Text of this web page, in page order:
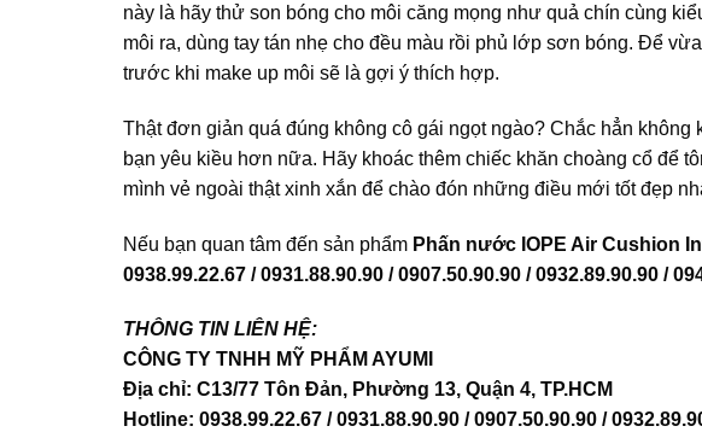
này là hãy thử son bóng cho môi căng mọng như quả chín cùng
môi ra, dùng tay tán nhẹ cho đều màu rồi phủ lớp sơn bóng. Để
trước khi make up môi sẽ là gợi ý thích hợp.
Thật đơn giản quá đúng không cô gái ngọt ngào? Chắc hẳn
bạn yêu kiều hơn nữa. Hãy khoác thêm chiếc khăn choàng cổ để
mình vẻ ngoài thật xinh xắn để chào đón những điều mới tốt đẹp
Nếu bạn quan tâm đến sản phẩm Phấn nước IOPE Air Cushion
0938.99.22.67 / 0931.88.90.90 / 0907.50.90.90 / 0932.89.90.90 /
THÔNG TIN LIÊN HỆ:
CÔNG TY TNHH MỸ PHẨM AYUMI
Địa chỉ: C13/77 Tôn Đản, Phường 13, Quận 4, TP.HCM
Hotline: 0938.99.22.67 / 0931.88.90.90 / 0907.50.90.90 /